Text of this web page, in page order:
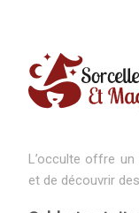
L’occulte offre
et de découvrir